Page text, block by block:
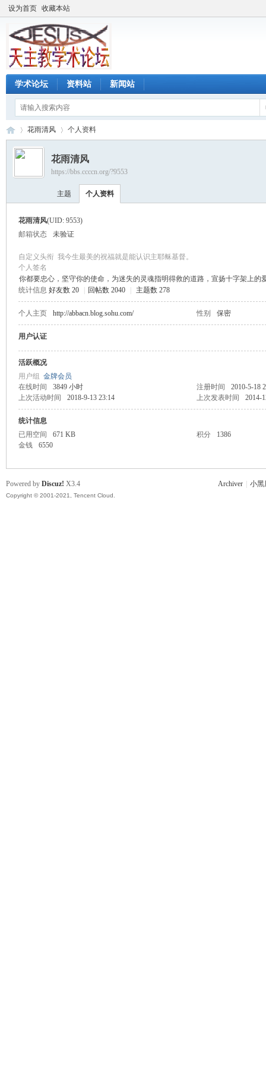
设为首页 收藏本站
学术论坛 资料站 新闻站
›
花雨清风 个人资料
花雨清风
https://bbs.ccccn.org/?9553
主题 个人资料
花雨清风(UID: 9553)
邮箱状态
未验证
自定义头衔 我今生最美的祝福就是能认识主耶稣基督。
个人签名
你都要忠心，坚守你的使命，为迷失的灵魂指明得救的道路，宣扬十字架上的
统计信息 好友数 20 回帖数 2040 主题数 278
个人主页 http://abbacn.blog.sohu.com/ 性别 保密
用户认证
活跃概况
用户组 金牌会员
在线时间
3849 小时 注册时间
2010-5-18
上次活动时间
2018-9-13 23:14 上次发表时间 2014-
统计信息
已用空间
671 KB 积分
1386
金钱
6550
Archiver 小黑
Powered by Discuz! X3.4
Copyright © 2001-2021, Tencent Cloud.